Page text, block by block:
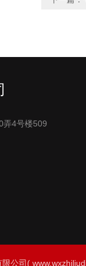
弄4号楼509
限公司(